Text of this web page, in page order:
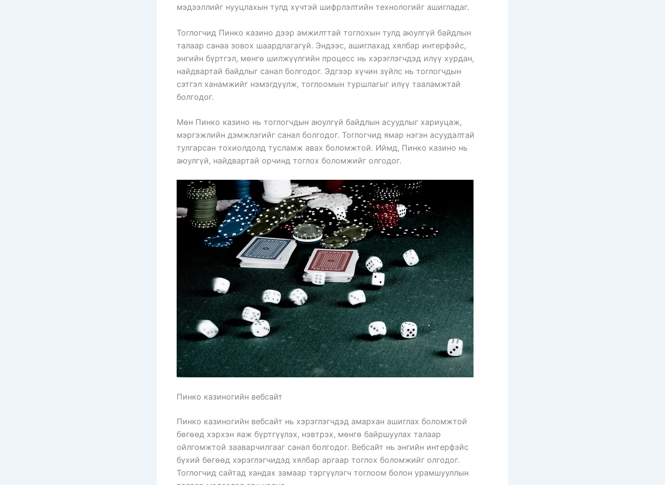
мэдээллийг нууцлахын тулд хүчтэй шифрлэлтийн технологийг ашигладаг.
Тоглогчид Пинко казино дээр амжилттай тоглохын тулд аюулгүй байдлын
талаар санаа зовох шаардлагагүй. Эндээс, ашиглахад хялбар интерфэйс,
энгийн бүртгэл, мөнгө шилжүүлгийн процесс нь хэрэглэгчдэд илүү хурдан,
найдвартай байдлыг санал болгодог. Эдгээр хүчин зүйлс нь тоглогчдын
сэтгэл ханамжийг нэмэгдүүлж, тоглоомын туршлагыг илүү тааламжтай
болгодог.
Мөн Пинко казино нь тоглогчдын аюулгүй байдлын асуудлыг хариуцаж,
мэргэжлийн дэмжлэгийг санал болгодог. Тоглогчид ямар нэгэн асуудалтай
тулгарсан тохиолдолд тусламж авах боломжтой. Иймд, Пинко казино нь
аюулгүй, найдвартай орчинд тоглох боломжийг олгодог.
Пинко казиногийн вебсайт
Пинко казиногийн вебсайт нь хэрэглэгчдэд амархан ашиглах боломжтой
бөгөөд хэрхэн яаж бүртгүүлэх, нэвтрэх, мөнгө байршуулах талаар
ойлгомжтой зааварчилгааг санал болгодог. Вебсайт нь энгийн интерфэйс
бүхий бөгөөд хэрэглэгчидэд хялбар аргаар тоглох боломжийг олгодог.
Тоглогчид сайтад хандах замаар тэргүүлэгч тоглоом болон урамшууллын